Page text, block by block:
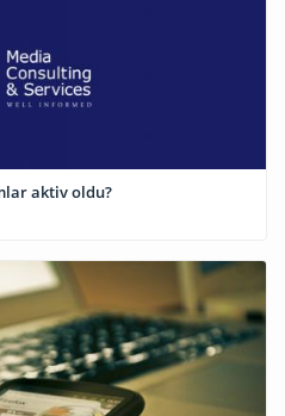
Ötən ay mediada hansı qurumlar aktiv oldu?